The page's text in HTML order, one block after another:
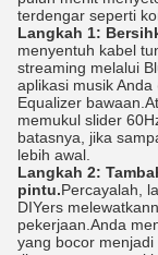
terdengar seperti
Langkah 1:
menyentuh kabel
streaming melalui
aplikasi musik
Equalizer
memukul slider
batasnya, jika
lebih awal.
Langkah 2:
pintu.Percayalah,
DIYers
pekerjaan.Anda
yang bocor